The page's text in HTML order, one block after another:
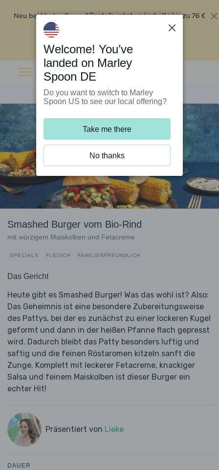
Neu bei Marley Spoon?Bestelle jetzt und erhalte bis zu 76 €
Rabatt auf deine ersten fünf Boxen
Smashed Burger vom Bio-Rind
mit würzigem Maiskolben und Fetacreme
SPECIALS FLEISCH FAMILIENFREUNDLICH
Das Gericht
Heute gibt es Smashed Burger! Was das wohl ist? Also:
Das Geheimnis ist eine besondere Zubereitungsweise
des Pattys, bei der es zunächst zu einer lockeren Kugel
geformt und dann in der heißen Pfanne flach gepresst
wird. Dadurch bleibt das Patty besonders luftig und
saftig und die feinen Röstaromen kitzeln sanft die
Zunge. Komplett mit leckerer Fetacreme, knackiger
Salsa und feinem Maiskolben ist dieser Burger ein
echter Hit!
Präsentiert von Lieke
DAUER
Welcome! You’ve
landed on Marley
Spoon DE
Do you want to switch to Marley
Spoon US to see our local offering?
Take me there
No thanks